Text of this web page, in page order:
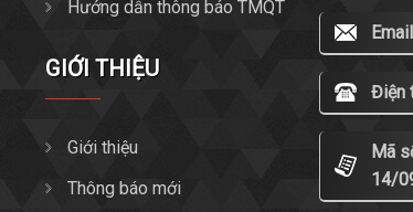
Hướng dẫn thông báo TMQT
GIỚI THIỆU
Giới thiệu
Thông báo mới
Điện
Mã
14/